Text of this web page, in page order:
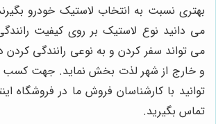
بهتری نسبت به انتخاب لاستیک خودرو
می دانید نوع لاستیک بر روی کیفیت
می تواند سفر کردن و به نوعی رانندگی
و خارج از شهر لذت بخش نماید. جهت کسب
توانید با کارشناسان فروش ما در فروشگاه
تماس بگیرید.